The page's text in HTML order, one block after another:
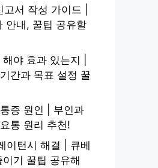
서 작성 가이드 |
안내, 꿀팁 공유할
야 효과 있는지 |
간과 목표 설정 꿀
증 원인 | 부인과
통 원리 추천!
이턴시 해결 | 큐베
기 꿀팁 공유해